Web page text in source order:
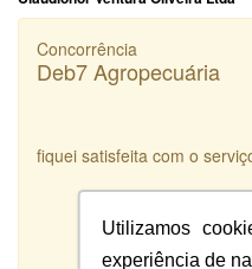
Utilizamos
experiência de
Concorrência
Deb7 Agropecuária
fiquei satisfeita com o